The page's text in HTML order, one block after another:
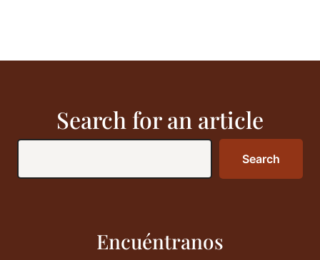
Search for an article
Search
Search
Encuéntranos